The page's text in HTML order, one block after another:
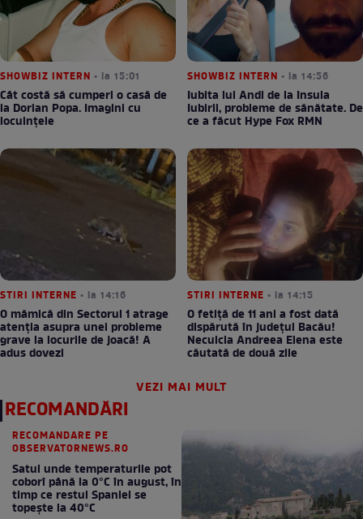
SHOWBIZ INTERN • la 15:01
Cât costă să cumperi o casă de
la Dorian Popa. Imagini cu
locuințele
SHOWBIZ INTERN • la 14:56
Iubita lui Andi de la Insula
Iubirii, probleme de sănătate. De
ce a făcut Hype Fox RMN
STIRI INTERNE • la 14:16
O mămică din Sectorul 1 atrage
atenția asupra unei probleme
grave la locurile de joacă! A
adus dovezi
STIRI INTERNE • la 14:15
O fetiță de 11 ani a fost dată
dispărută în județul Bacău!
Neculcia Andreea Elena este
căutată de două zile
VEZI MAI MULT
RECOMANDĂRI
RECOMANDARE PE
OBSERVATORNEWS.RO
Satul unde temperaturile pot
coborî până la 0°C în august, în
timp ce restul Spaniei se
topește la 40°C